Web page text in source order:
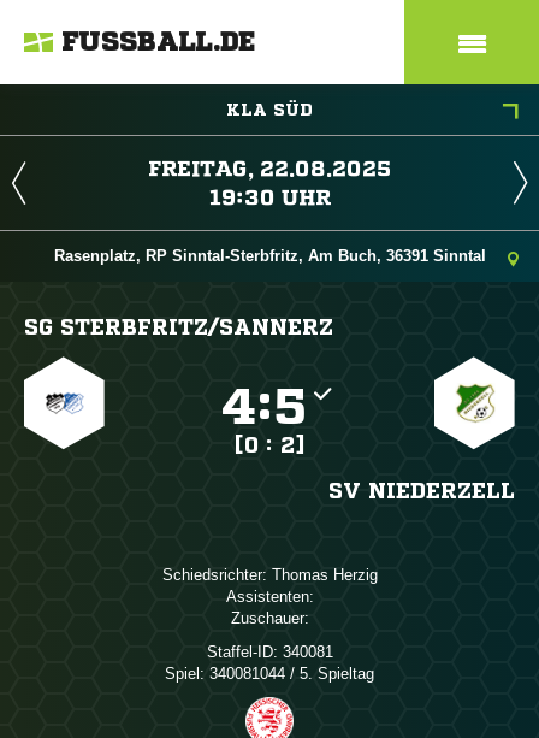
FUSSBALL.DE
KLA SÜD
 
 
Rasenplatz, RP Sinntal-Sterbfritz, Am Buch, 36391 Sinntal
SG STERBFRITZ/​SANNERZ
:
[0 : 2]
SV NIEDERZELL
Schiedsrichter:  
Assistenten:
Zuschauer:
Staffel-ID: 340081
Spiel: 340081044 / 5. Spieltag